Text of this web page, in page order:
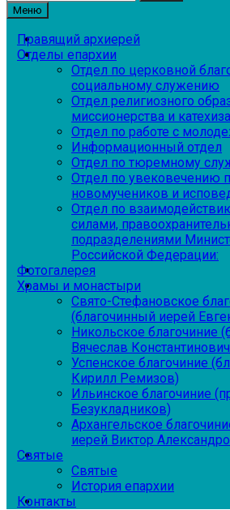
Меню
Правящий архиерей
Отделы епархии
Отдел по церковной
социальному служению
Отдел религиозного
миссионерства и
Отдел по работе с
Информационный отдел
Отдел по тюремному
Отдел по увековечению
новомучеников и
Отдел по
силами,
подразделениями
Российской Федерации:
Фотогалерея
Храмы и монастыри
Свято-Стефановское
(благочинный иерей
Никольское благочиние
Вячеслав
Успенское благочиние
Кирилл Ремизов)
Ильинское благочиние
Безукладников)
Архангельское
иерей Виктор
Святые
Святые
История епархии
Контакты